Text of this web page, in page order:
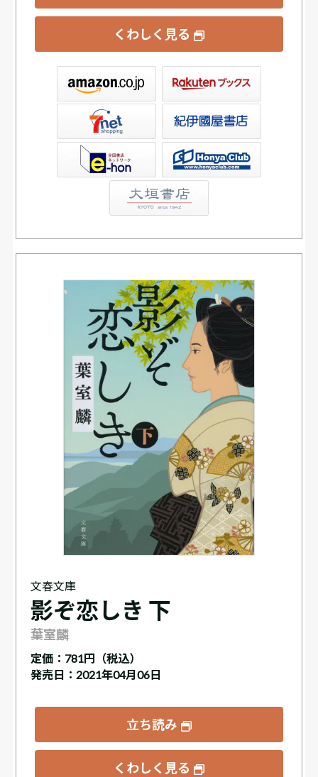
くわしく見る
書店ウェブストア
文春文庫
影ぞ恋しき 下
葉室麟
定価： 781円（税込）
発売日：2021年04月06日
立ち読み
くわしく見る